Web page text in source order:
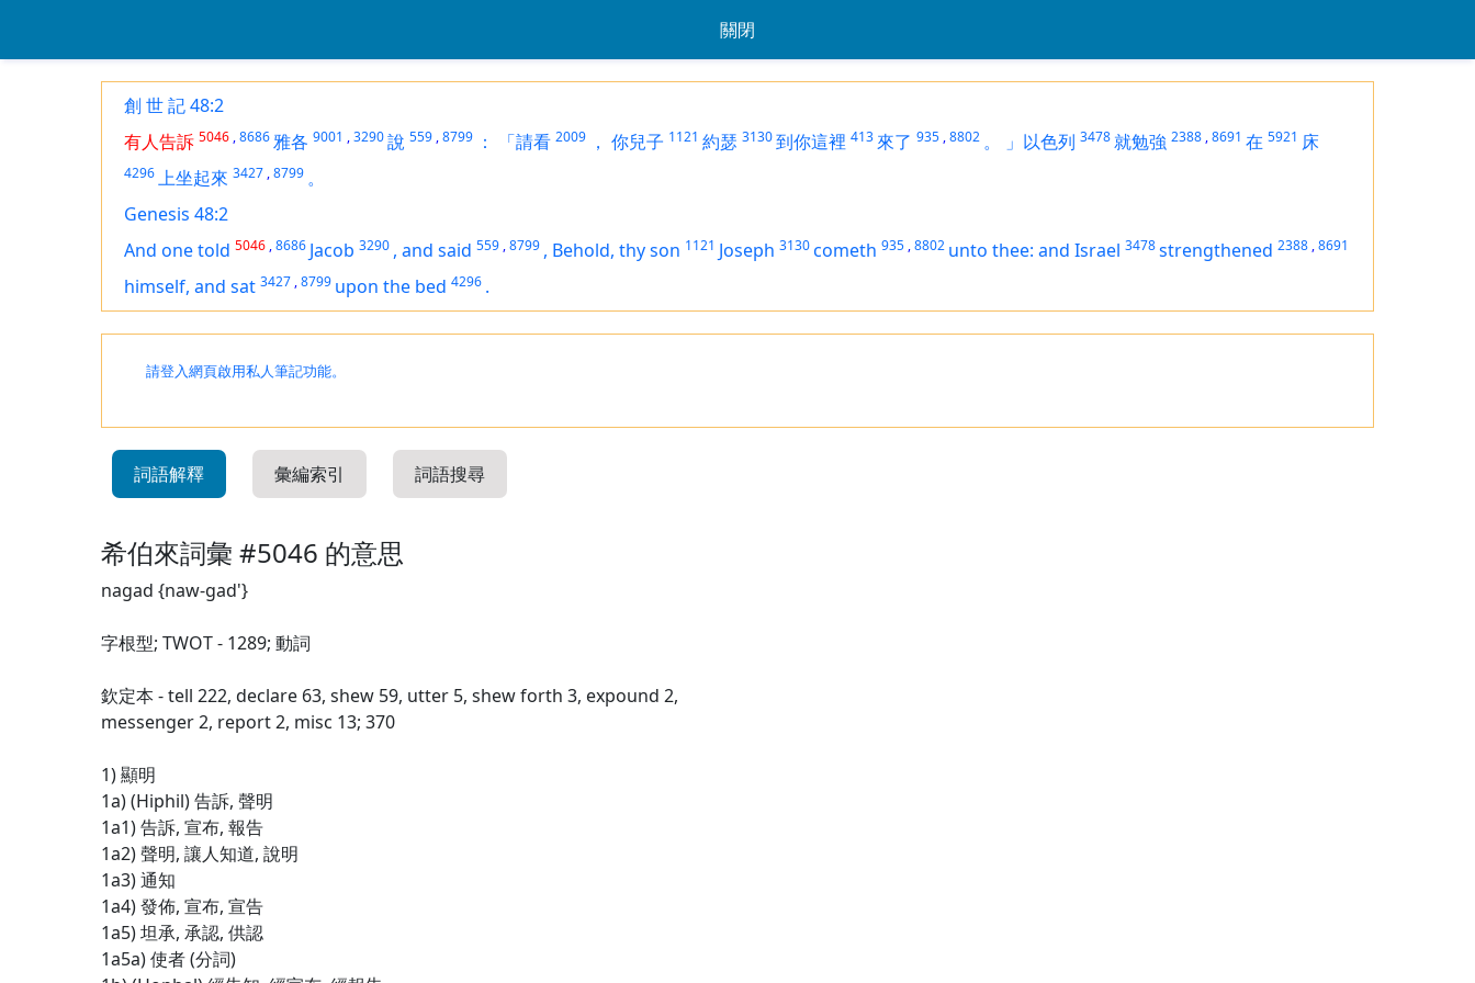
關閉
創 世 記 48:2
有人告訴 5046 ,8686雅各 9001 ,3290說 559 ,8799 ： 「請看 2009 ， 你兒子 1121 約瑟 3130到你這裡 413 來了 935 ,8802 。 」以色列 3478就勉強 2388 ,8691 在 5921 床
4296上坐起來 3427 ,8799 。
Genesis 48:2
And onetold 5046 ,8686 Jacob 3290 , and said 559 ,8799 , Behold, thy son 1121 Joseph 3130cometh 935 ,8802 unto thee: and Israel 3478strengthened 2388 ,8691
himself, and sat 3427 ,8799 upon the bed 4296 .
請登入網頁啟用私人筆記功能。
詞語解釋 彙編索引 詞語搜尋
希伯來詞彙 #5046 的意思
nagad {naw-gad'}
字根型; TWOT - 1289; 動詞
欽定本 - tell 222, declare 63, shew 59, utter 5, shew forth 3, expound 2,
messenger 2, report 2, misc 13; 370
1) 顯明
1a) (Hiphil) 告訴, 聲明
1a1) 告訴, 宣布, 報告
1a2) 聲明, 讓人知道, 說明
1a3) 通知
1a4) 發佈, 宣布, 宣告
1a5) 坦承, 承認, 供認
1a5a) 使者 (分詞)